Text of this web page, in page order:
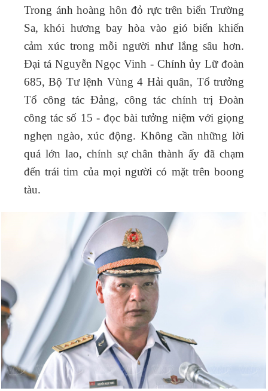
Trong ánh hoàng hôn đỏ rực trên biển Trường
Sa, khói hương bay hòa vào gió biển khiến
cảm xúc trong mỗi người như lắng sâu hơn.
Đại tá Nguyễn Ngọc Vinh - Chính ủy Lữ đoàn
685, Bộ Tư lệnh Vùng 4 Hải quân, Tổ trưởng
Tổ công tác Đảng, công tác chính trị Đoàn
công tác số 15 - đọc bài tưởng niệm với giọng
nghẹn ngào, xúc động. Không cần những lời
quá lớn lao, chính sự chân thành ấy đã chạm
đến trái tim của mọi người có mặt trên boong
tàu.